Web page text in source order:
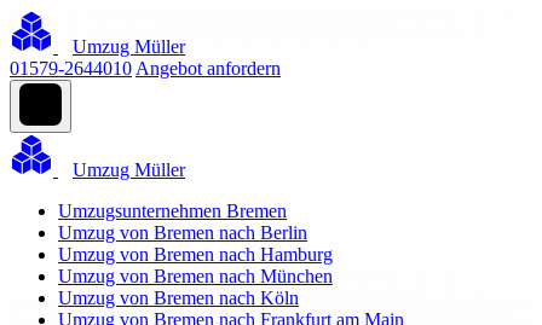
Umzug Müller
01579-2644010 Angebot anfordern
Umzug Müller
Umzugsunternehmen Bremen
Umzug von Bremen nach Berlin
Umzug von Bremen nach Hamburg
Umzug von Bremen nach München
Umzug von Bremen nach Köln
Umzug von Bremen nach Frankfurt am Main